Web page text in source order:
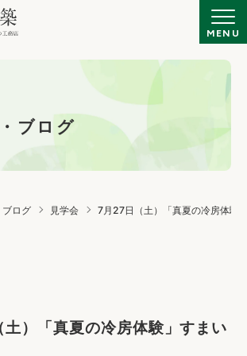
ブログ
ブログ 見学会 7月27日（土）「真夏の冷房体験
）「真夏の冷房体験」すまい